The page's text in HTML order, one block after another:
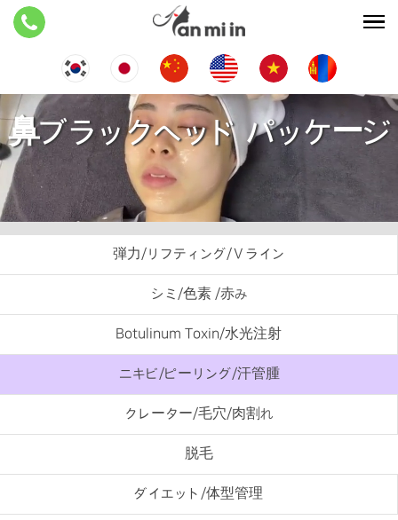
鼻ブラックヘッド パッケージ
弾力/リフティング/Ⅴライン
シミ/色素 /赤み
Botulinum Toxin/水光注射
ニキビ/ピーリング/汗管腫
クレーター/毛穴/肉割れ
脱毛
ダイエット/体型管理